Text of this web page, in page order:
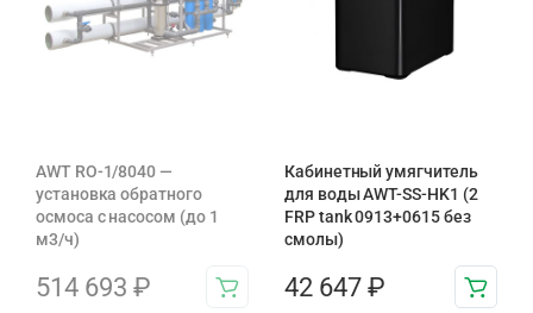
AWT RO-1/8040 —
установка обратного
осмоса с насосом (до 1
м3/ч)
514 693 ₽
Кабинетный умягчитель
для воды AWT-SS-HK1 (2
FRP tank 0913+0615 без
смолы)
42 647 ₽